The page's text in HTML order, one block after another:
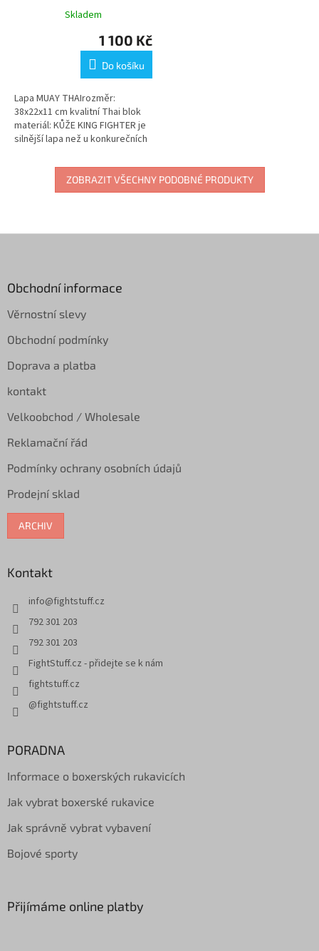
Skladem
1 100 Kč
Do košíku
Lapa MUAY THAIrozměr:
38x22x11 cm kvalitní Thai blok
materiál: KŮŽE KING FIGHTER je
silnější lapa než u konkurečních
ZOBRAZIT VŠECHNY PODOBNÉ PRODUKTY
Obchodní informace
Věrnostní slevy
Obchodní podmínky
Doprava a platba
kontakt
Velkoobchod / Wholesale
Reklamační řád
Podmínky ochrany osobních údajů
Prodejní sklad
ARCHIV
Kontakt
info@fightstuff.cz
792 301 203
792 301 203
FightStuff.cz - přidejte se k nám
fightstuff.cz
@fightstuff.cz
PORADNA
Informace o boxerských rukavicích
Jak vybrat boxerské rukavice
Jak správně vybrat vybavení
Bojové sporty
Přijímáme online platby